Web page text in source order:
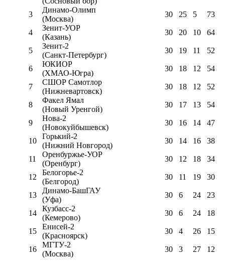
3
Динамо-Олимп
(Москва)
30 25 5 73
4
Зенит-УОР
(Казань)
30 20 10 64
5
Зенит-2
(Санкт-Петербург)
30 19 11 52
6
ЮКИОР
(ХМАО-Югра)
30 18 12 54
7
СШОР Самотлор
(Нижневартовск)
30 18 12 52
8
Факел Ямал
(Новый Уренгой)
30 17 13 54
9
Нова-2
(Новокуйбышевск)
30 16 14 47
10
Горький-2
(Нижний Новгород)
30 14 16 38
11
Оренбуржье-УОР
(Оренбург)
30 12 18 34
12
Белогорье-2
(Белгород)
30 11 19 30
13
Динамо-БашГАУ
(Уфа)
30 6 24 23
14
Кузбасс-2
(Кемерово)
30 6 24 18
15
Енисей-2
(Красноярск)
30 4 26 15
16
МГТУ-2
(Москва)
30 3 27 12